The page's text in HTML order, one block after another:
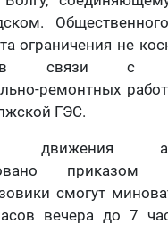
ограничения не
связи с
ремонтных
ГЭС.
движения
приказом
смогут
вечера до 7